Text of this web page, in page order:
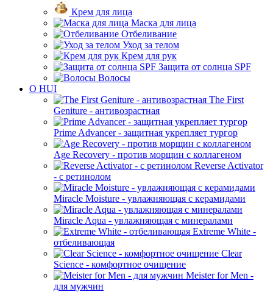
Крем для лица
Маска для лица
Отбеливание
Уход за телом
Крем для рук
Защита от солнца SPF
Волосы
O HUI
The First
Geniture - антивозрастная
Prime Advancer - защитная укрепляет тургор
Age Recovery - против морщин с коллагеном
Reverse Activator
- с ретинолом
Miracle Moisture - увлажняющая с керамидами
Miracle Aqua - увлажняющая с минералами
Extreme White -
отбеливающая
Clear
Science - комфортное очищение
Meister for Men -
для мужчин